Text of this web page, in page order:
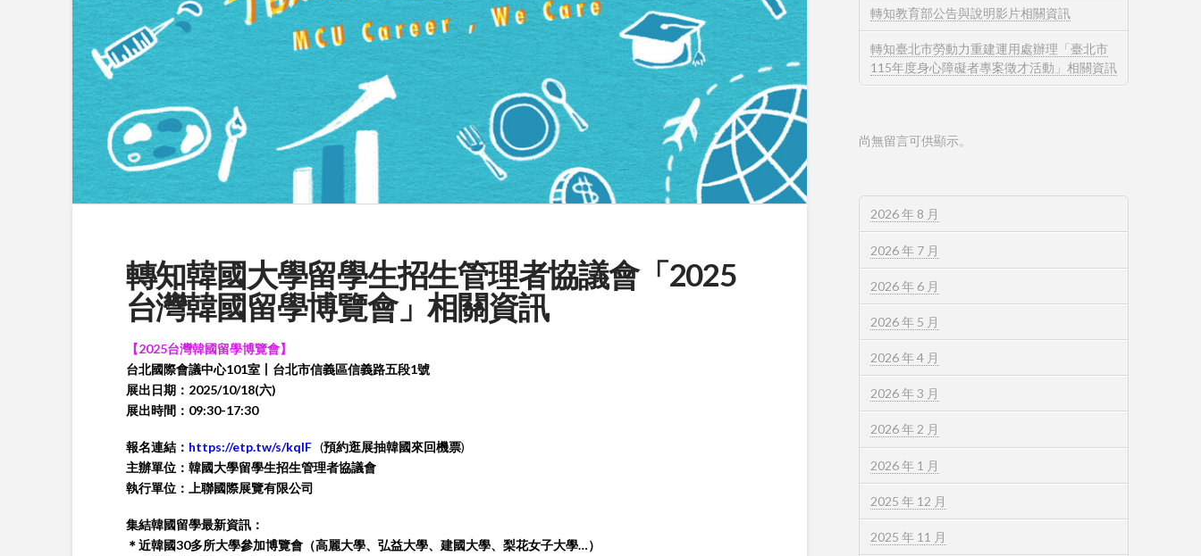
轉知韓國大學留學生招生管理者協議會「2025
台灣韓國留學博覽會」相關資訊
【2025台灣韓國留學博覽會】
台北國際會議中心101室丨台北市信義區信義路五段1號
展出日期： 2025/10/18(六)
展出時間： 09:30-17:30
報名連結： https://etp.tw/s/kqlF (預約逛展抽韓國來回機票)
主辦單位：韓國大學留學生招生管理者協議會
執行單位：上聯國際展覽有限公司
集結韓國留學最新資訊：
＊近韓國30多所大學參加博覽會（高麗大學、弘益大學、建國大學、梨花女子大學…）
轉知教育部公告與說明影片相關資訊
轉知臺北市勞動力重建運用處辦理「臺北市
115年度身心障礙者專案徵才活動」相關資訊
尚無留言可供顯示。
2026 年 8 月
2026 年 7 月
2026 年 6 月
2026 年 5 月
2026 年 4 月
2026 年 3 月
2026 年 2 月
2026 年 1 月
2025 年 12 月
2025 年 11 月